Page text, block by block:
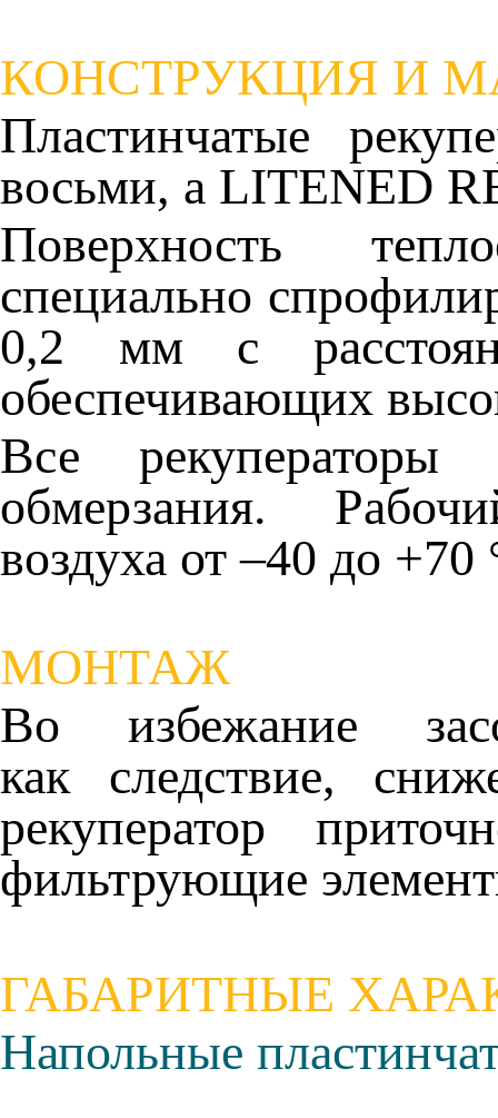
КОНСТРУКЦИЯ И
Пластинчатые
восьми, а LITENED
Поверхность
специально
0,2 мм с
обеспечивающих
Все
обмерзания.
воздуха от –40 до +70
МОНТАЖ
Во избежание
как следствие,
рекуператор
фильтрующие
ГАБАРИТНЫЕ
Напольные п